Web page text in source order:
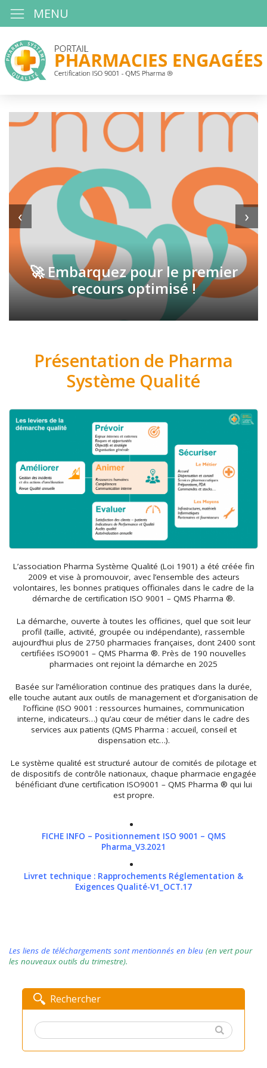
MENU
🚀 Embarquez pour le premier
recours optimisé !
‹ ›
Présentation de Pharma
Système Qualité
L’association Pharma Système Qualité (Loi 1901) a été créée fin
2009 et vise à promouvoir, avec l’ensemble des acteurs
volontaires, les bonnes pratiques officinales dans le cadre de la
démarche de certification ISO 9001 – QMS Pharma ®.
La démarche, ouverte à toutes les officines, quel que soit leur
profil (taille, activité, groupée ou indépendante), rassemble
aujourd’hui plus de 2750 pharmacies françaises, dont 2400 sont
certifiées ISO9001 – QMS Pharma ®. Près de 190 nouvelles
pharmacies ont rejoint la démarche en 2025
Basée sur l’amélioration continue des pratiques dans la durée,
elle touche autant aux outils de management et d’organisation de
l’officine (ISO 9001 : ressources humaines, communication
interne, indicateurs…) qu’au cœur de métier dans le cadre des
services aux patients (QMS Pharma : accueil, conseil et
dispensation etc…).
Le système qualité est structuré autour de comités de pilotage et
de dispositifs de contrôle nationaux, chaque pharmacie engagée
bénéficiant d’une certification ISO9001 – QMS Pharma ® qui lui
est propre.
FICHE INFO – Positionnement ISO 9001 – QMS
Pharma_V3.2021
Livret technique : Rapprochements Réglementation &
Exigences Qualité-V1_OCT.17
Les liens de téléchargements sont mentionnés en bleu (en vert pour
les nouveaux outils du trimestre).
Rechercher